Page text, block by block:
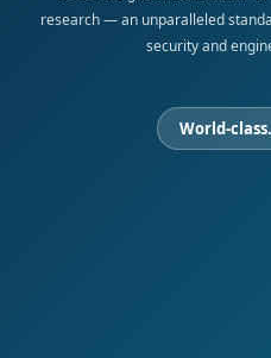
research — an unparalleled
security and
World-